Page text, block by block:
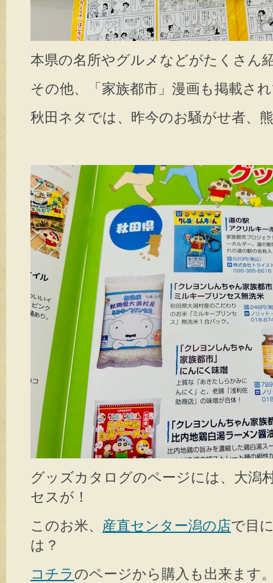
本県の名所やグルメなどがたくさん
その他、「家族都市」漫画も掲載さ
秋田ネタでは、昨今のお騒がせ者、
グッズカタログのページには、大潟
セスが！
このお米、 産直センター潟の店で目
は？
コチラのページから購入も出来ます